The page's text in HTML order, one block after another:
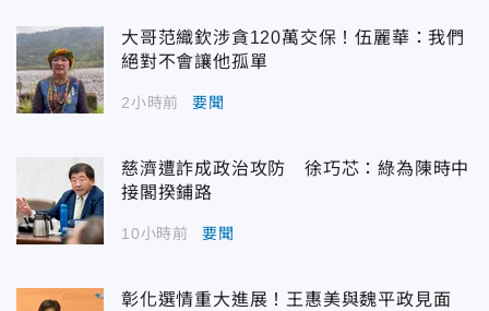
大哥范織欽涉貪120萬交保！伍麗華：我們
絕對不會讓他孤單
2小時前 要聞
慈濟遭詐成政治攻防 徐巧芯：綠為陳時中
接閣揆鋪路
10小時前 要聞
彰化選情重大進展！王惠美與魏平政見面